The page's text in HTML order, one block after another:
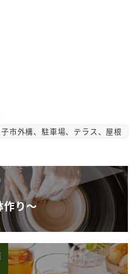
市外構、駐車場、テラス、屋根
作り～